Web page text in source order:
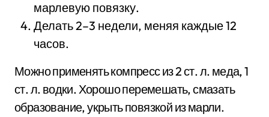
марлевую повязку.
Делать 2–3 недели, меняя каждые 12
часов.
Можно применять компресс из 2 ст. л. меда, 1
ст. л. водки. Хорошо перемешать, смазать
образование, укрыть повязкой из марли.